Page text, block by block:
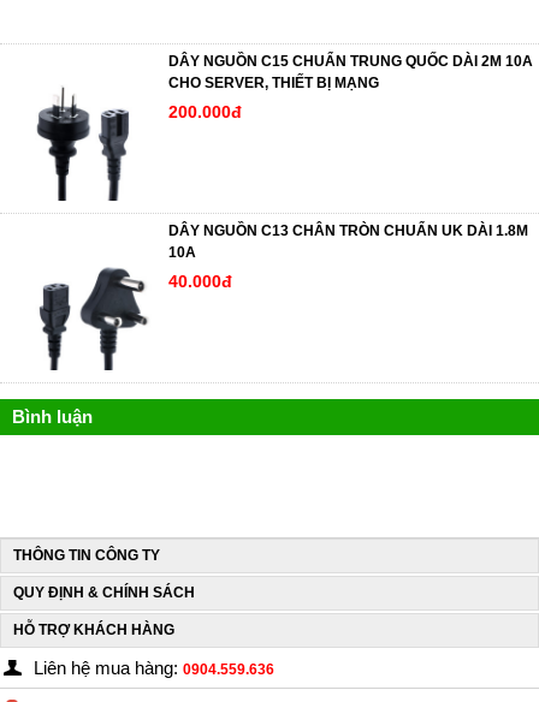
DÂY NGUỒN C15 CHUẨN TRUNG QUỐC DÀI 2M 10A
CHO SERVER, THIẾT BỊ MẠNG
200.000đ
DÂY NGUỒN C13 CHÂN TRÒN CHUẨN UK DÀI 1.8M
10A
40.000đ
Bình luận
THÔNG TIN CÔNG TY
QUY ĐỊNH & CHÍNH SÁCH
HỖ TRỢ KHÁCH HÀNG
Liên hệ mua hàng: 0904.559.636